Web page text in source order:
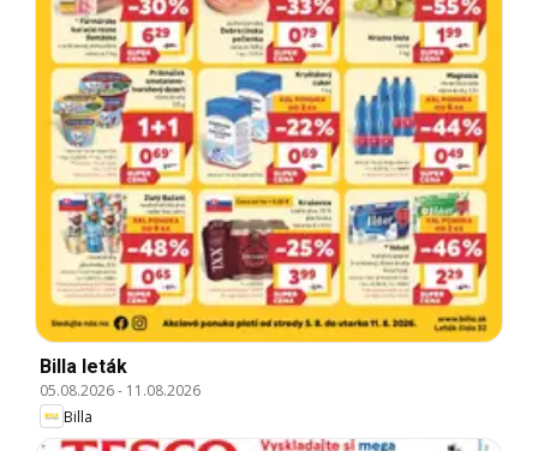
Billa leták
05.08.2026- 11.08.2026
Billa